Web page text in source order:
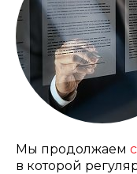
Мы продолжаем
в которой